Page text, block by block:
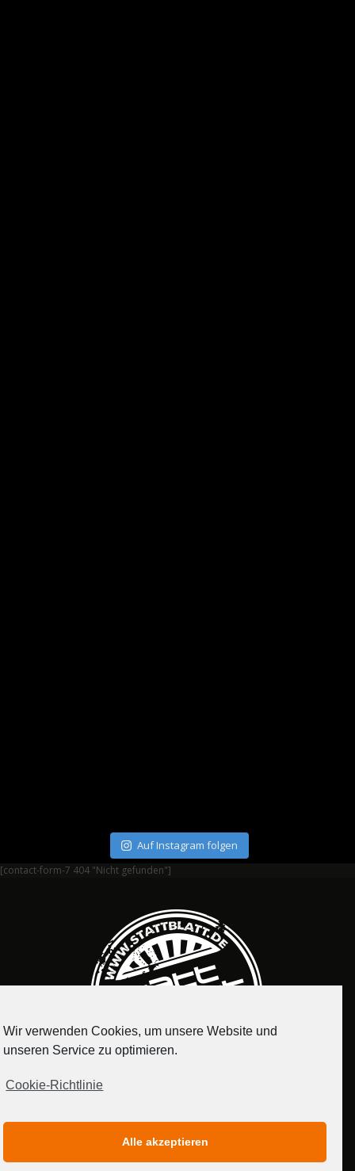
Auf Instagram folgen
[contact-form-7 404 "Nicht gefunden"]
MEDIADATEN
Wir verwenden Cookies, um unsere Website und
unseren Service zu optimieren.
Cookie-Richtlinie
Alle akzeptieren